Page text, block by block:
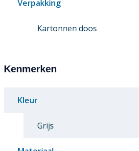
Verpakking
Kartonnen doos
Kenmerken
Kleur
Grijs